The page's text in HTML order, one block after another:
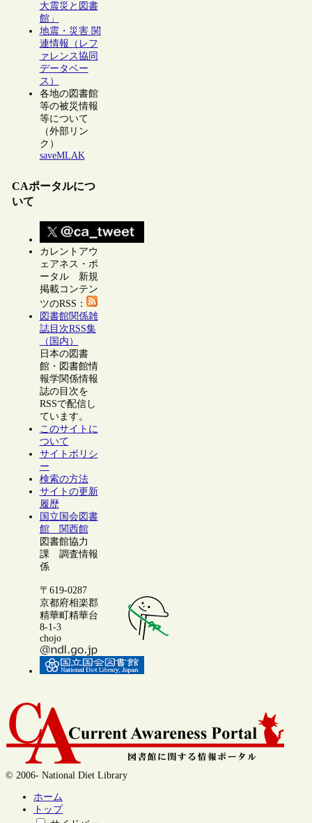
大震災と図書
館」
地震・災害 関
連情報（レフ
ァレンス協同
データベー
ス）
各地の図書館
等の被災情報
等について
（外部リン
ク）
saveMLAK
CAポータルにつ
いて
カレントアウ
ェアネス・ポ
ータル 新規
掲載コンテン
ツのRSS：
図書館関係雑
誌目次RSS集
（国内）
日本の図書
館・図書館情
報学関係情報
誌の目次を
RSSで配信し
ています。
このサイトに
ついて
サイトポリシ
ー
検索の方法
サイトの更新
履歴
国立国会図書
館 関西館
図書館協力
課 調査情報
係
〒619-0287
京都府相楽郡
精華町精華台
8-1-3
chojo
© 2006- National Diet Library
ホーム
トップ